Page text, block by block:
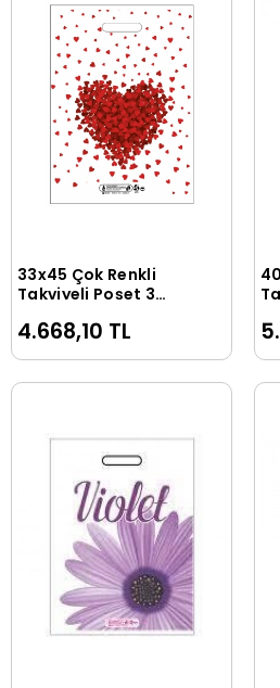
Sepete Ekle
33x45 Çok Renkli
Takviyeli Poşet 3
4.668,10 TL